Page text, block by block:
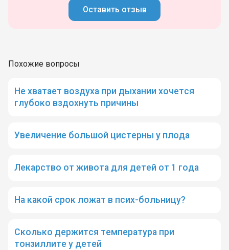
Оставить отзыв
Похожие вопросы
Не хватает воздуха при дыхании хочется
глубоко вздохнуть причины
Увеличение большой цистерны у плода
Лекарство от живота для детей от 1 года
На какой срок ложат в псих-больницу?
Сколько держится температура при
тонзиллите у детей